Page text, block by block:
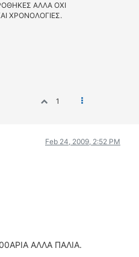
ΑΛΛΑ ΟΧΙ
ΧΡΟΝΟΛΟΓΙΕΣ.
1
Feb 24, 2009, 2:52 PM
ΑΛΛΑ ΠΑΛΙΑ.